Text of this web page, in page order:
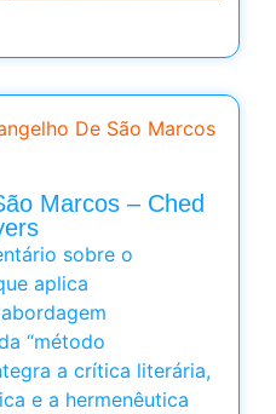
De São Marcos
Marcos – Ched
sobre o
aplica
“método
a crítica literária,
e a hermenêutica